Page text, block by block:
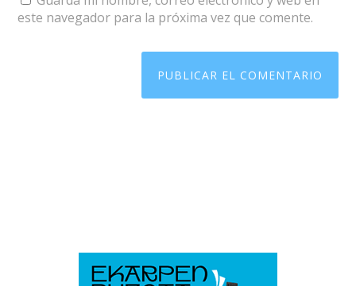
este navegador para la próxima vez que comente.